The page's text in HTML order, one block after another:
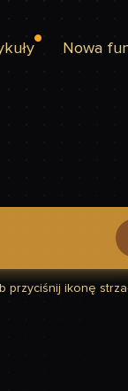
Nowa
przyciśnij ikonę